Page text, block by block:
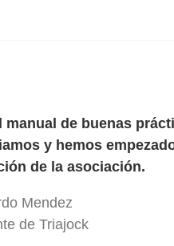
manual de buenas
y hemos
de la asociación.
Mendez
de Triajock